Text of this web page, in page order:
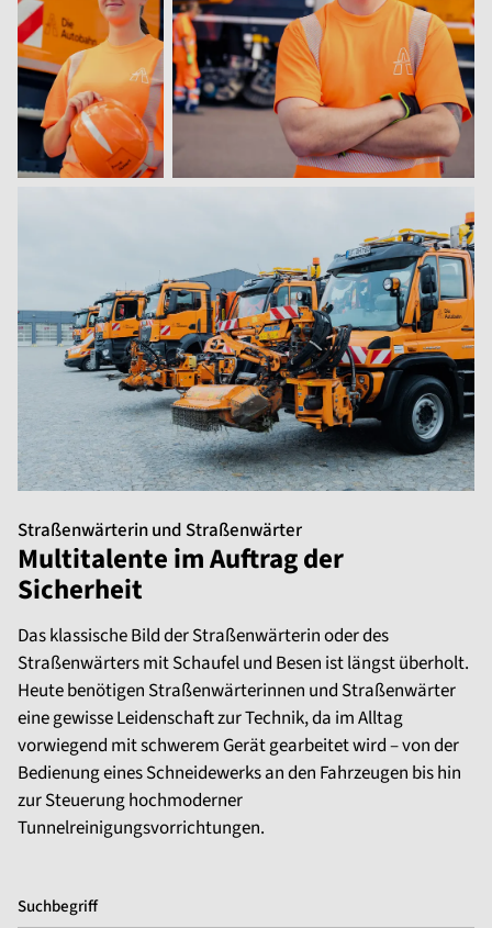
Straßenwärterin und Straßenwärter
Multitalente im Auftrag der
Sicherheit
Das klassische Bild der Straßenwärterin oder des
Straßenwärters mit Schaufel und Besen ist längst überholt.
Heute benötigen Straßenwärterinnen und Straßenwärter
eine gewisse Leidenschaft zur Technik, da im Alltag
vorwiegend mit schwerem Gerät gearbeitet wird – von der
Bedienung eines Schneidewerks an den Fahrzeugen bis hin
zur Steuerung hochmoderner
Tunnelreinigungsvorrichtungen.
Suchbegriff